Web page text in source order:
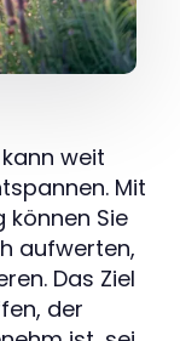
weit
Mit
Sie
aufwerten,
Das Ziel
der